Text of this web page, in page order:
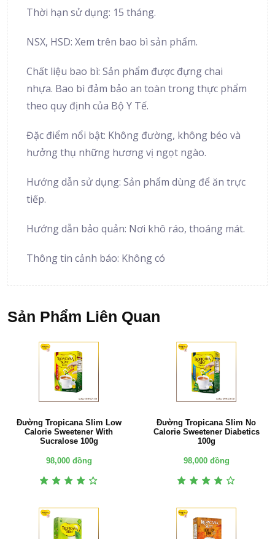
Thời hạn sử dụng: 15 tháng.
NSX, HSD: Xem trên bao bì sản phẩm.
Chất liệu bao bì: Sản phẩm được đựng chai
nhựa. Bao bì đảm bảo an toàn trong thực phẩm
theo quy định của Bộ Y Tế.
Đặc điểm nổi bật: Không đường, không béo và
hưởng thụ những hương vị ngọt ngào.
Hướng dẫn sử dụng: Sản phẩm dùng để ăn trực
tiếp.
Hướng dẫn bảo quản: Nơi khô ráo, thoáng mát.
Thông tin cảnh báo: Không có
Sản Phẩm Liên Quan
Đường Tropicana Slim Low
Calorie Sweetener With
Sucralose 100g
98,000 đồng
Đường Tropicana Slim No
Calorie Sweetener Diabetics
100g
98,000 đồng